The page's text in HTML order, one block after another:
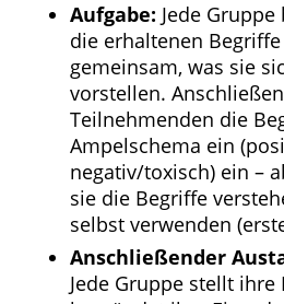
Aufgabe: Jede
die erhaltenen
gemeinsam, was sie
vorstellen.
Teilnehmenden die
Ampelschema ein
negativ/toxisch) ein –
sie die Begriffe
selbst verwenden
Anschließender
Jede Gruppe stellt